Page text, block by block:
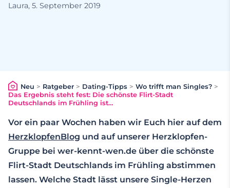
Laura, 5. September 2019
Neu > Ratgeber > Dating-Tipps > Wo trifft man Singles? >
Das Ergebnis steht fest: Die schönste Flirt-Stadt
Deutschlands im Frühling ist…
Vor ein paar Wochen haben wir Euch hier auf dem
HerzklopfenBlog und auf unserer Herzklopfen-
Gruppe bei wer-kennt-wen.de über die schönste
Flirt-Stadt Deutschlands im Frühling abstimmen
lassen. Welche Stadt lässt unsere Single-Herzen